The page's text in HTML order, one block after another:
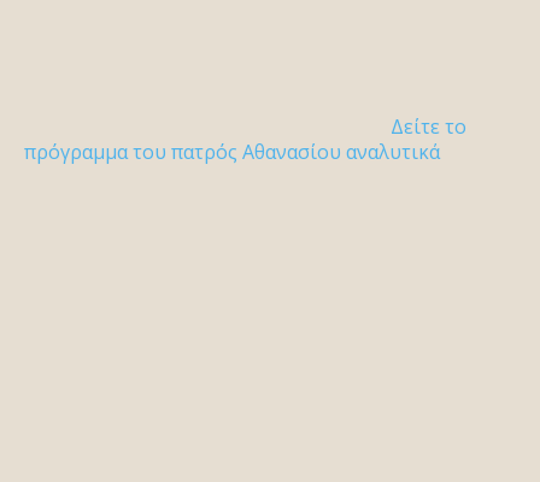
Δείτε το
πρόγραμμα του πατρός Αθανασίου αναλυτικά